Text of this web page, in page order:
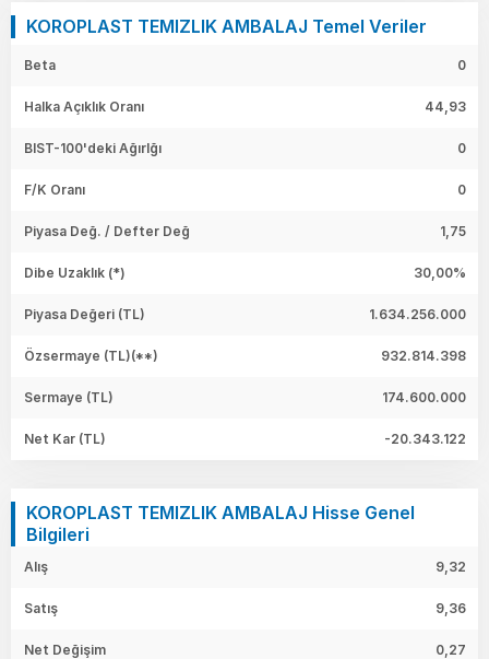
KOROPLAST TEMIZLIK AMBALAJ Temel Veriler
Beta 0
Halka Açıklık Oranı 44,93
BIST-100'deki Ağırlğı 0
F/K Oranı 0
Piyasa Değ. / Defter Değ 1,75
Dibe Uzaklık (*) 30,00%
Piyasa Değeri (TL) 1.634.256.000
Özsermaye (TL)(**) 932.814.398
Sermaye (TL) 174.600.000
Net Kar (TL) -20.343.122
KOROPLAST TEMIZLIK AMBALAJ Hisse Genel
Bilgileri
Alış 9,32
Satış 9,36
Net Değişim 0,27